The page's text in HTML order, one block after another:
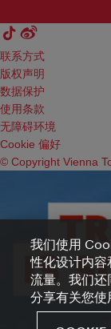
联系方式
版权声明
数据保护
使用条款
无障碍环境
Cookie 偏好
© Copyright Vienna
我们使用
性化设计内
流量。我们
分享有关您使